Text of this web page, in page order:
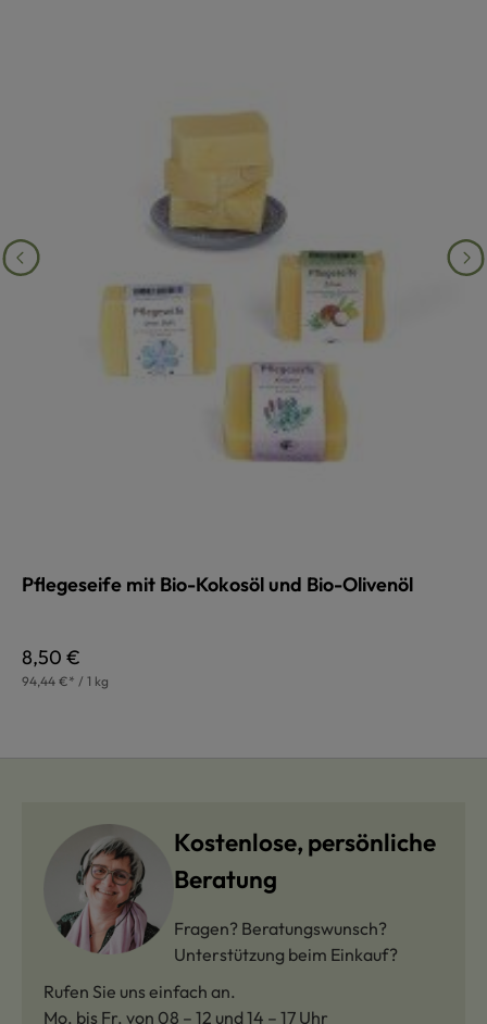
Pflegeseife mit Bio-Kokosöl und Bio-Olivenöl
Regulärer Preis:
8,50 €
94,44 €* / 1 kg
Kostenlose, persönliche
Beratung
Fragen? Beratungswunsch?
Unterstützung beim Einkauf?
Rufen Sie uns einfach an.
Mo. bis Fr. von 08 – 12 und 14 – 17 Uhr